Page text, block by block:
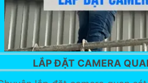
LẮP ĐẶT CAMERA